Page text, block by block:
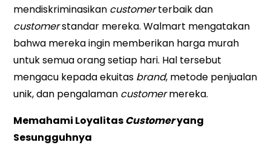
mendiskriminasikan customerterbaik dan
customerstandar mereka. Walmart mengatakan
bahwa mereka ingin memberikan harga murah
untuk semua orang setiap hari. Hal tersebut
mengacu kepada ekuitas brand, metode penjualan
unik, dan pengalaman customermereka.
Memahami LoyalitasCustomeryang
Sesungguhnya